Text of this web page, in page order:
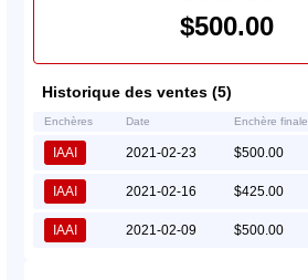
$500.00
Historique des ventes (5)
Enchères Date Enchère finale
IAAI 2021-02-23 $500.00
IAAI 2021-02-16 $425.00
IAAI 2021-02-09 $500.00